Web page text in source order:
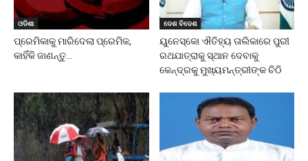
ଓଡିଶା
ପ୍ରେମିକାକୁ ମାରିଦେଲା ପ୍ରେମିକ,
କାହିଁକି ଜାଣନ୍ତୁ…
ଦେଶ ବିଦେଶ
ୟୁନେସ୍କୋ ଐତିହ୍ୟ ତାଲିକାରେ ପୁରୀ
ରଥଯାତ୍ରାକୁ ସ୍ଥାନ ଦେବାକୁ
କେନ୍ଦ୍ରକୁ ମୁଖ୍ୟମନ୍ତ୍ରୀଙ୍କ ଚିଠି